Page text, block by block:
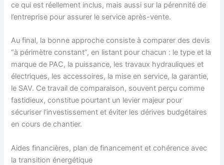
ce qui est réellement inclus, mais aussi sur la pérennité de
l’entreprise pour assurer le service après-vente.
Au final, la bonne approche consiste à comparer des devis
“à périmètre constant”, en listant pour chacun : le type et la
marque de PAC, la puissance, les travaux hydrauliques et
électriques, les accessoires, la mise en service, la garantie,
le SAV. Ce travail de comparaison, souvent perçu comme
fastidieux, constitue pourtant un levier majeur pour
sécuriser l’investissement et éviter les dérives budgétaires
en cours de chantier.
Aides financières, plan de financement et cohérence avec
la transition énergétique